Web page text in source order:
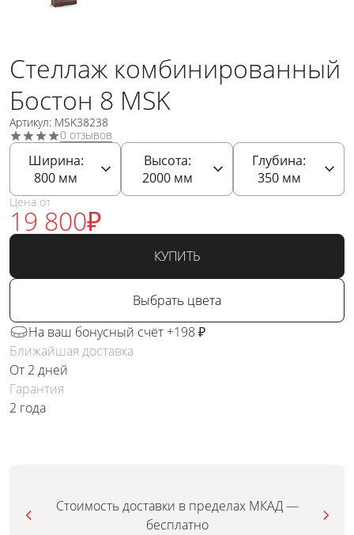
Стеллаж комбинированный
Бостон 8 MSK
Артикул: MSK38238
0 отзывов
Ширина:
800 мм
Высота:
2000мм
Глубина:
350мм
Цена от
19 800₽
КУПИТЬ
Выбрать цвета
На ваш бонусный счёт +198 ₽
Ближайшая доставка
От 2 дней
Гарантия
2 года
Стоимость доставки в пределах МКАД —
бесплатно